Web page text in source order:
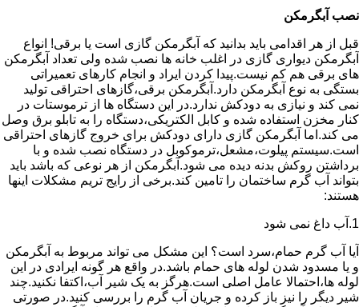
نصب آبگرمکن
قبل از هر اقدامی باید بدانید که آبگرمکن گازی است یا برقی! انواع
آبگرمکن دیواری گازی در اغلب خانه ها نصب شده ولی تعداد آبگرمکن
های برقی هم کم نیست.پیدا کردن ایراد و انجام کارهای تعمیراتی
بستگی به نوع آبگرمکن دارد.آبگرمکن برقی،گازهای احتراقی تولید
نمی کند و نیازی به دودکش ندارد.در این دستگاه ها از ترموستات در
کنار مخزن استفاده شده و کابل الکتریکی،دستگاه را به تابلو برق وصل
می کند.اما آبگرمکن گازی دارای دودکش برای خروج گازهای احتراقی
است.سیستم پیلوت،مشعل،ترموکوبل در دستگاه نصب شده و با
برداشتن روکش بدنه دیده می شود.آبگرمکن از هر نوعی که باشد باید
بتواند آب گرم ساختمان را تامین کند.برخی از رایج تریم مشکلات اینها
هستند:
1.آب داغ نمی شود
آیا آب گرم حمام،سرد است؟ این مشکل می تواند مربوط به آبگرمکن
و یا مسدود شدن لوله های حمام باشد.در واقع هر گونه ایرادی در این
لوله ها،احتمالا عامل اصلی است.هرگز به یک شیر آب،اکتفا نکنید.چند
شیر دیگر را نیز باز کرده و جریان آب گرم را بررسی کنید.در صورتی